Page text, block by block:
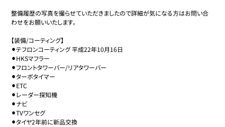
整備履歴の写真を撮らせていただきましたので詳細が気になる方はお問い合
わせをお願いいたします。
【装備/コーティング】
⚫︎テフロンコーティング 平成22年10月16日
⚫︎HKSマフラー
⚫︎フロントタワーバー/リアタワーバー
⚫︎ターボタイマー
⚫︎ETC
⚫︎レーダー探知機
⚫︎ナビ
⚫︎TVワンセグ
⚫︎タイヤ2年前に新品交換